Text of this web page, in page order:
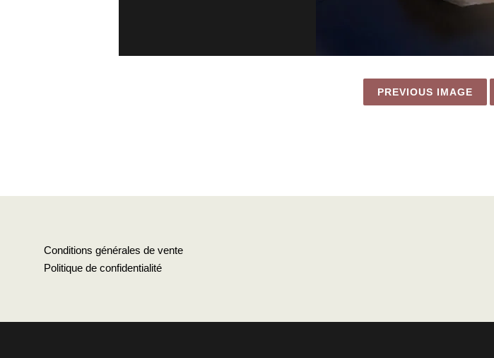
PREVIOUS IMAGE
Conditions générales de vente
Politique de confidentialité